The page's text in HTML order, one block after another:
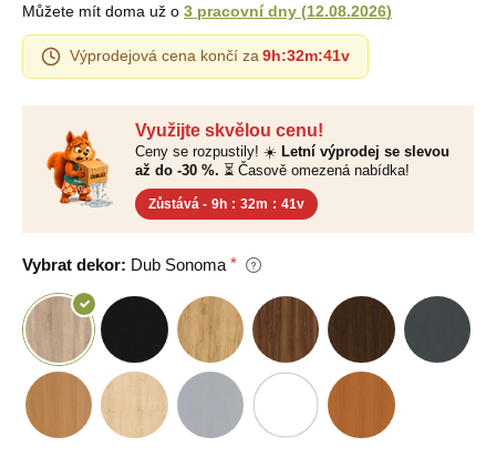
Využijte skvělou cenu!
Ceny se rozpustily! ☀️ Letní výprodej se slevou
až do -30 %. ⏳ Časově omezená nabídka!
Zůstává - 9h : 32m : 40v
Vybrat dekor: Dub Sonoma
Můžete mít doma už o 3 pracovní dny (12.08.2026)
Výprodejová cena končí za 9h:32m:40v